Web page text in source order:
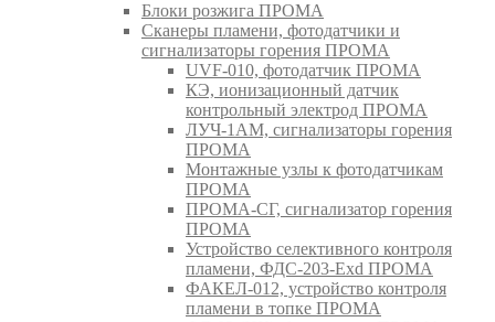
Блоки розжига ПРОМА
Сканеры пламени, фотодатчики и
сигнализаторы горения ПРОМА
UVF-010, фотодатчик ПРОМА
КЭ, ионизационный датчик
контрольный электрод ПРОМА
ЛУЧ-1АМ, сигнализаторы горения
ПРОМА
Монтажные узлы к фотодатчикам
ПРОМА
ПРОМА-СГ, сигнализатор горения
ПРОМА
Устройство селективного контроля
пламени, ФДС-203-Exd ПРОМА
ФАКЕЛ-012, устройство контроля
пламени в топке ПРОМА